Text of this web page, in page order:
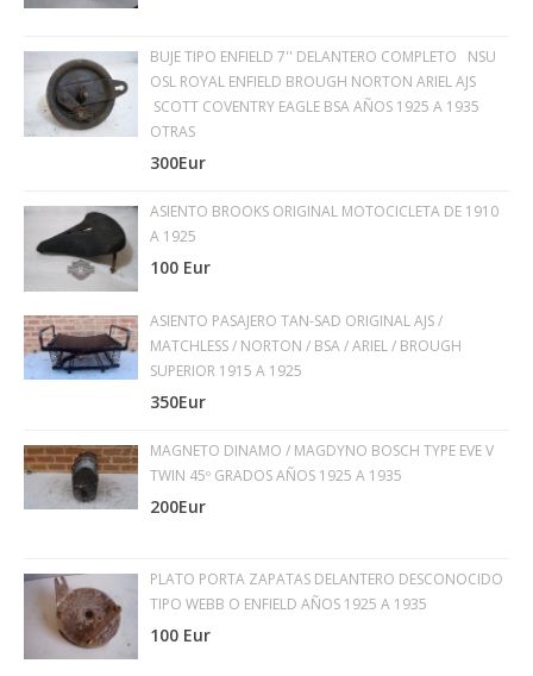
BUJE TIPO ENFIELD 7'' DELANTERO COMPLETO NSU
OSL ROYAL ENFIELD BROUGH NORTON ARIEL AJS
SCOTT COVENTRY EAGLE BSA AÑOS 1925 A 1935
OTRAS
300Eur
ASIENTO BROOKS ORIGINAL MOTOCICLETA DE 1910
A 1925
100 Eur
ASIENTO PASAJERO TAN-SAD ORIGINAL AJS /
MATCHLESS / NORTON / BSA / ARIEL / BROUGH
SUPERIOR 1915 A 1925
350Eur
MAGNETO DINAMO / MAGDYNO BOSCH TYPE EVE V
TWIN 45º GRADOS AÑOS 1925 A 1935
200Eur
PLATO PORTA ZAPATAS DELANTERO DESCONOCIDO
TIPO WEBB O ENFIELD AÑOS 1925 A 1935
100 Eur